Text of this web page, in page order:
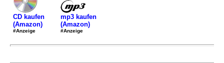
CD kaufen
(Amazon)
#Anzeige
mp3 kaufen
(Amazon)
#Anzeige